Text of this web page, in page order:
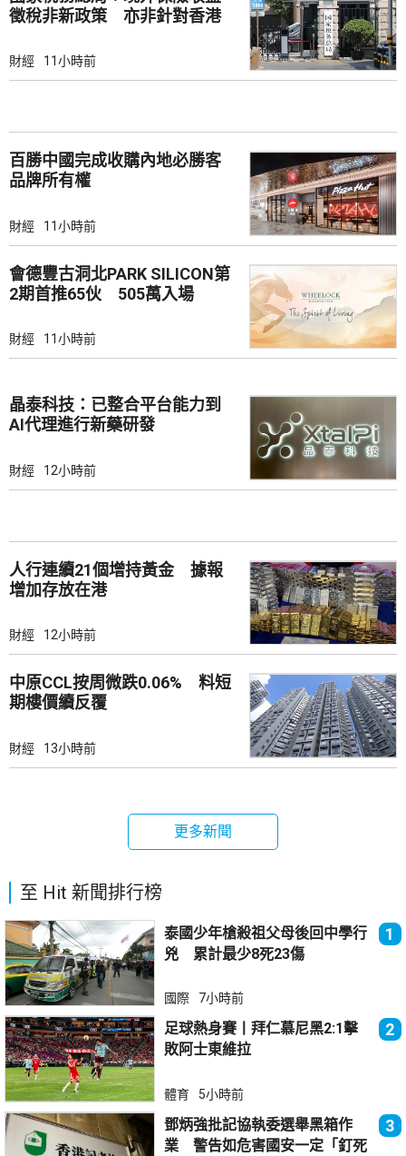
徵稅非新政策 亦非針對香港
財經 11小時前
百勝中國完成收購內地必勝客
品牌所有權
財經 11小時前
會德豐古洞北PARK SILICON第
2期首推65伙 505萬入場
財經 11小時前
晶泰科技：已整合平台能力到
AI代理進行新藥研發
財經 12小時前
人行連續21個增持黃金 據報
增加存放在港
財經 12小時前
中原CCL按周微跌0.06% 料短
期樓價續反覆
財經 13小時前
更多新聞
至 Hit 新聞排行榜
泰國少年槍殺祖父母後回中學行
兇 累計最少8死23傷
1
國際 7小時前
足球熱身賽丨拜仁慕尼黑2:1擊
敗阿士東維拉
2
體育 5小時前
鄧炳強批記協執委選舉黑箱作
業 警告如危害國安一定「釘死
3